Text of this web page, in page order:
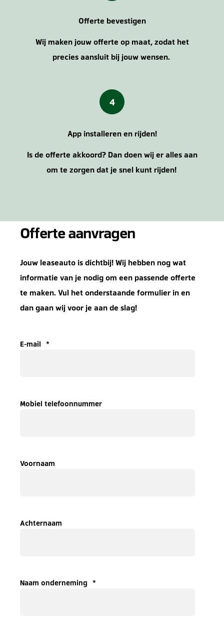
Offerte bevestigen
Wij maken jouw offerte op maat, zodat het
precies aansluit bij jouw wensen.
4
App installeren en rijden!
Is de offerte akkoord? Dan doen wij er alles aan
om te zorgen dat je snel kunt rijden!
Offerte aanvragen
Jouw leaseauto is dichtbij! Wij hebben nog wat
informatie van je nodig om een passende offerte
te maken. Vul het onderstaande formulier in en
dan gaan wij voor je aan de slag!
E-mail *
Mobiel telefoonnummer
Voornaam
Achternaam
Naam onderneming *